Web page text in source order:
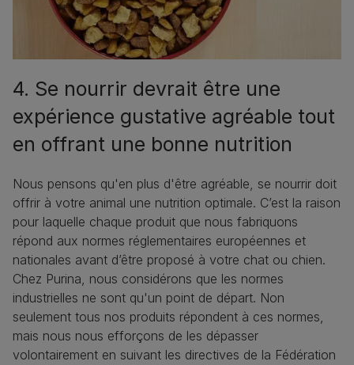
4. Se nourrir devrait être une
expérience gustative agréable tout
en offrant une bonne nutrition
Nous pensons qu'en plus d'être agréable, se nourrir doit
offrir à votre animal une nutrition optimale. C’est la raison
pour laquelle chaque produit que nous fabriquons
répond aux normes réglementaires européennes et
nationales avant d’être proposé à votre chat ou chien.
Chez Purina, nous considérons que les normes
industrielles ne sont qu'un point de départ. Non
seulement tous nos produits répondent à ces normes,
mais nous nous efforçons de les dépasser
volontairement en suivant les directives de la Fédération